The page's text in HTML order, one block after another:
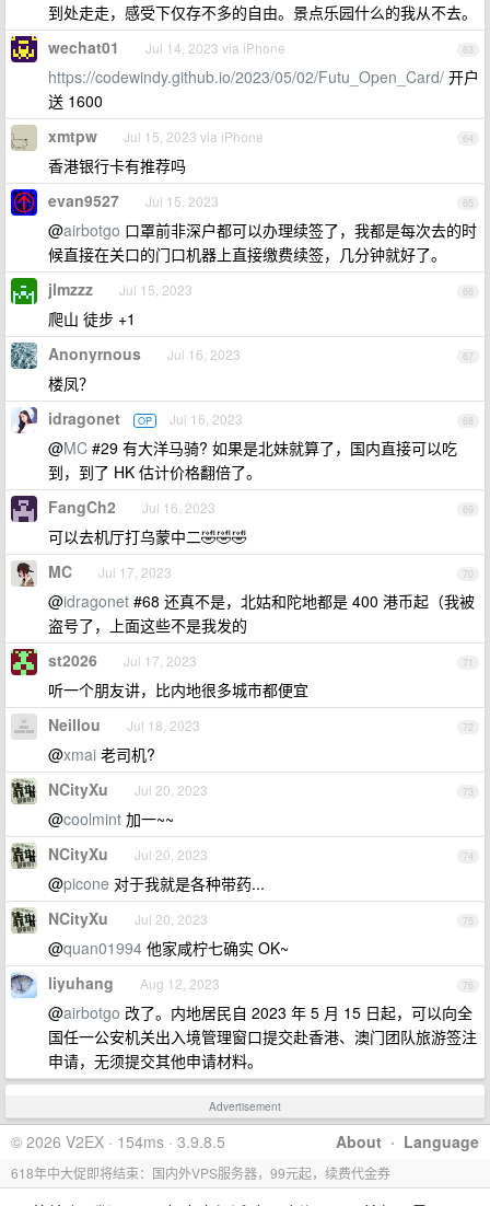
到处走走，感受下仅存不多的自由。景点乐园什么的我从不去。
63
wechat01 Jul 14, 2023 via iPhone
https://codewindy.github.io/2023/05/02/Futu_Open_Card/ 开户
送 1600
64
xmtpw Jul 15, 2023 via iPhone
香港银行卡有推荐吗
65
evan9527 Jul 15, 2023
@airbotgo 口罩前非深户都可以办理续签了，我都是每次去的时
候直接在关口的门口机器上直接缴费续签，几分钟就好了。
66
jlmzzz Jul 15, 2023
爬山 徒步 +1
67
Anonyrnous Jul 16, 2023
楼凤？
68
idragonet OP Jul 16, 2023
@MC #29 有大洋马骑? 如果是北妹就算了，国内直接可以吃
到，到了 HK 估计价格翻倍了。
69
FangCh2 Jul 16, 2023
可以去机厅打乌蒙中二🤣🤣🤣
70
MC Jul 17, 2023
@idragonet #68 还真不是，北姑和陀地都是 400 港币起（我被
盗号了，上面这些不是我发的
71
st2026 Jul 17, 2023
听一个朋友讲，比内地很多城市都便宜
72
Neillou Jul 18, 2023
@xmai 老司机?
73
NCityXu Jul 20, 2023
@coolmint 加一~~
74
NCityXu Jul 20, 2023
@picone 对于我就是各种带药...
75
NCityXu Jul 20, 2023
@quan01994 他家咸柠七确实 OK~
76
liyuhang Aug 12, 2023
@airbotgo 改了。内地居民自 2023 年 5 月 15 日起，可以向全
国任一公安机关出入境管理窗口提交赴香港、澳门团队旅游签注
申请，无须提交其他申请材料。
Advertisement
About · Language
© 2026 V2EX · 154ms · 3.9.8.5
618年中大促即将结束：国内外VPS服务器，99元起，续费代金券